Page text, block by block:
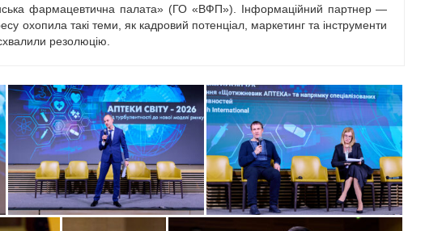
фармацевтична палата» (ГО «ВФП»). Інформаційний партнер —
охопила такі теми, як кадровий потенціал, маркетинг та інструменти
резолюцію.